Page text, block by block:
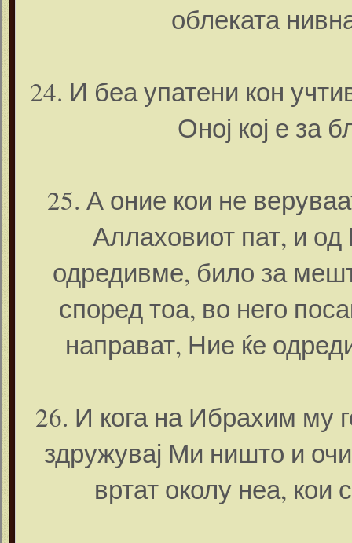
облеката
24. И беа упатени кон
Оној кој е за
25. А оние кои не
Аллаховиот пат, и
одредивме, било за
според тоа, во него
направат, Ние ќе
26. И кога на Ибрахим му
здружувај Ми ништо и
вртат околу неа, кои